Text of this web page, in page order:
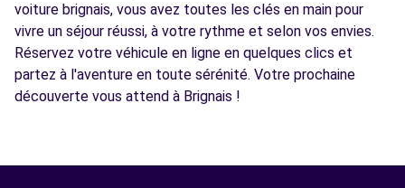
voiture brignais, vous avez toutes les clés en main pour
vivre un séjour réussi, à votre rythme et selon vos envies.
Réservez votre véhicule en ligne en quelques clics et
partez à l'aventure en toute sérénité. Votre prochaine
découverte vous attend à Brignais !